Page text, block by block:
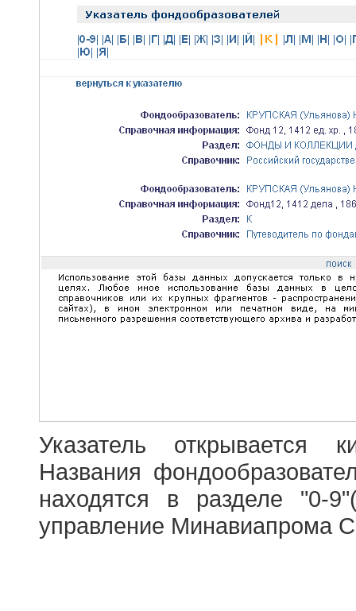
Указатель открывается
Названия
находятся в разделе "0-
управление Минавиапрома